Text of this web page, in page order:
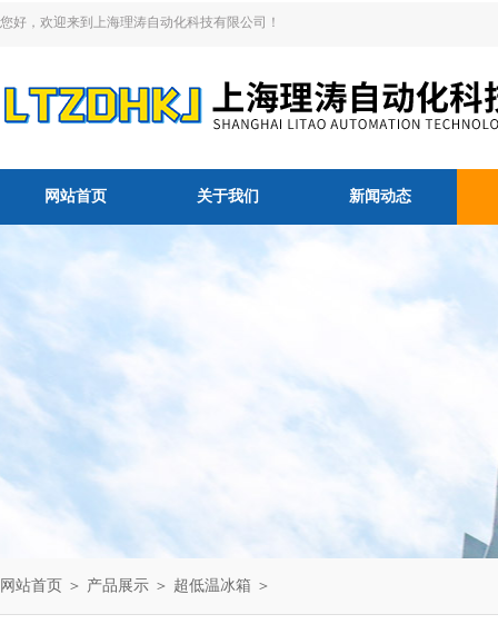
您好，欢迎来到上海理涛自动化科技有限公司！
网站首页 关于我们 新闻动态
网站首页 ＞ 产品展示 ＞ 超低温冰箱 ＞